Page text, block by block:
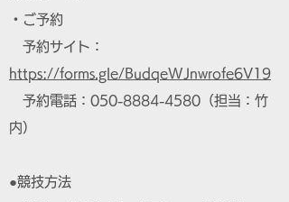
・ご予約
予約サイト：
https://forms.gle/BudqeWJnwrofe6V19
予約電話：050-8884-4580（担当：竹
内）
●競技方法